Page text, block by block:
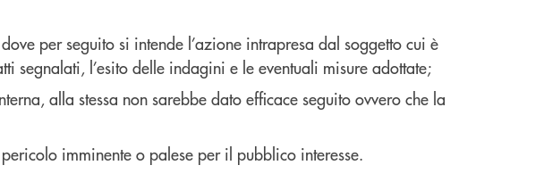
per seguito si intende l’azione intrapresa dal soggetto cui è
segnalati, l’esito delle indagini e le eventuali misure adottate;
alla stessa non sarebbe dato efficace seguito ovvero che la
imminente o palese per il pubblico interesse.